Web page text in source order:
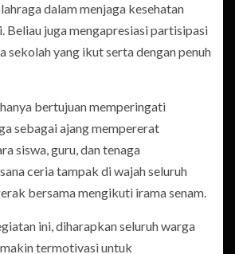
dalam menjaga kesehatan
Beliau juga mengapresiasi partisipasi
sekolah yang ikut serta dengan penuh
bertujuan memperingati
sebagai ajang mempererat
siswa, guru, dan tenaga
ceria tampak di wajah seluruh
bersama mengikuti irama senam.
ini, diharapkan seluruh warga
termotivasi untuk